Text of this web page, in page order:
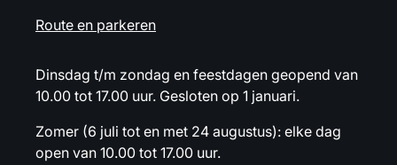
Route en parkeren
Dinsdag t/m zondag en feestdagen geopend van
10.00 tot 17.00 uur. Gesloten op 1 januari.
Zomer (6 juli tot en met 24 augustus): elke dag
open van 10.00 tot 17.00 uur.